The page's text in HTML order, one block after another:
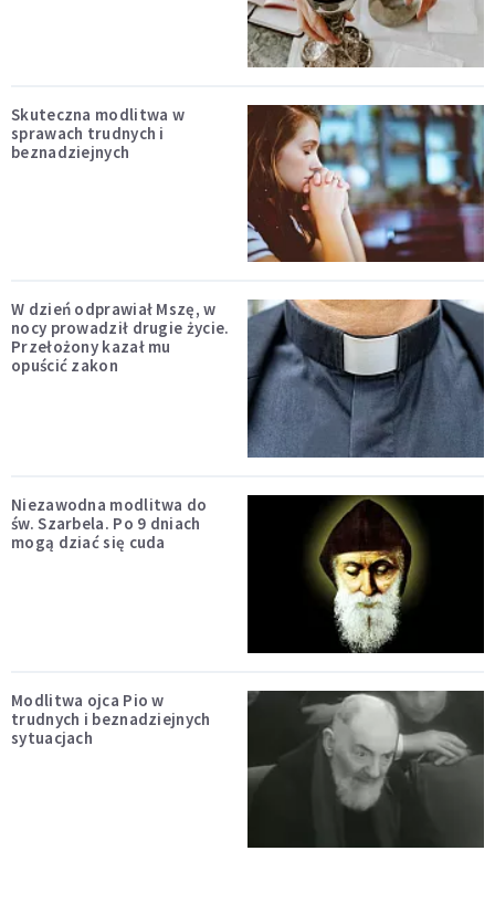
Skuteczna modlitwa w
sprawach trudnych i
beznadziejnych
W dzień odprawiał Mszę, w
nocy prowadził drugie życie.
Przełożony kazał mu
opuścić zakon
Niezawodna modlitwa do
św. Szarbela. Po 9 dniach
mogą dziać się cuda
Modlitwa ojca Pio w
trudnych i beznadziejnych
sytuacjach